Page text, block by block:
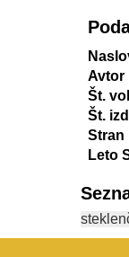
Avtor
Št.
Št.
Stran
Leto